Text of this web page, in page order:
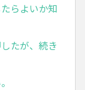
らよいか知
たが、続き